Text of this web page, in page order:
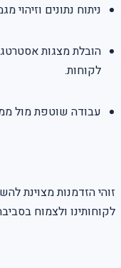
ניתוח נתונים
הובלת מצגות
לקוחות.
עבודה שוטפת מול
זוהי הזדמנות מצוינת
לקוחותינו ולצמוח